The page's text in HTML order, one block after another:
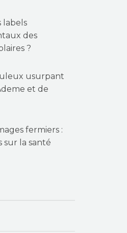
labels
des
?
usurpant
et de
fermiers :
sur la santé